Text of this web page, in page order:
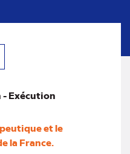
Exécution
et le
la France.